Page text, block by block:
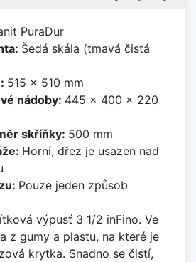
PuraDur
Šedá skála (tmavá čistá
515 x 510 mm
nádoby: 445 x 400 x 220
skříňky: 500 mm
Horní, dřez je usazen nad
Pouze jeden způsob
výpusť 3 1/2 inFino. Ve
z gumy a plastu, na které je
krytka. Snadno se čistí,